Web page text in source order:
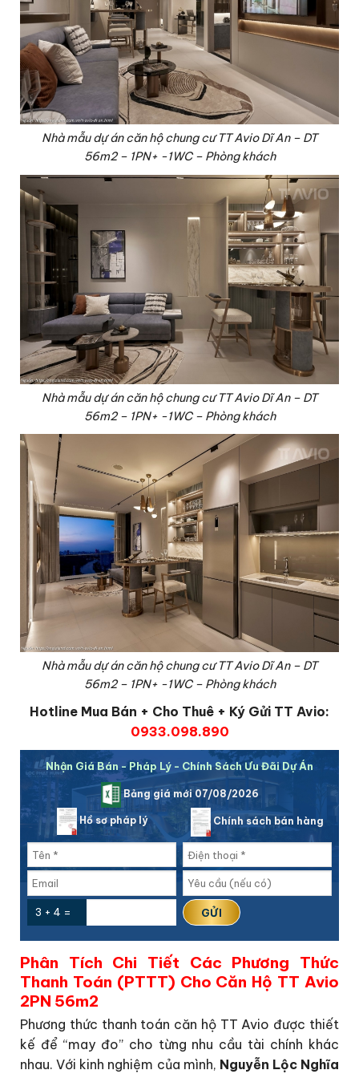
Nhà mẫu dự án căn hộ chung cư TT Avio Dĩ An – DT
56m2 – 1PN+ -1WC – Phòng khách
Nhà mẫu dự án căn hộ chung cư TT Avio Dĩ An – DT
56m2 – 1PN+ -1WC – Phòng khách
Nhà mẫu dự án căn hộ chung cư TT Avio Dĩ An – DT
56m2 – 1PN+ -1WC – Phòng khách
Hotline Mua Bán + Cho Thuê + Ký Gửi TT Avio:
0933.098.890
Nhận Giá Bán - Pháp Lý - Chính Sách Ưu Đãi Dự Án
Bảng giá mới 07/08/2026
Hồ sơ pháp lý Chính sách bán hàng
3 + 4 =
Phân Tích Chi Tiết Các Phương Thức
Thanh Toán (PTTT) Cho Căn Hộ TT Avio
2PN 56m2
Phương thức thanh toán căn hộ TT Avio được thiết
kế để “may đo” cho từng nhu cầu tài chính khác
nhau. Với kinh nghiệm của mình, Nguyễn Lộc Nghĩa